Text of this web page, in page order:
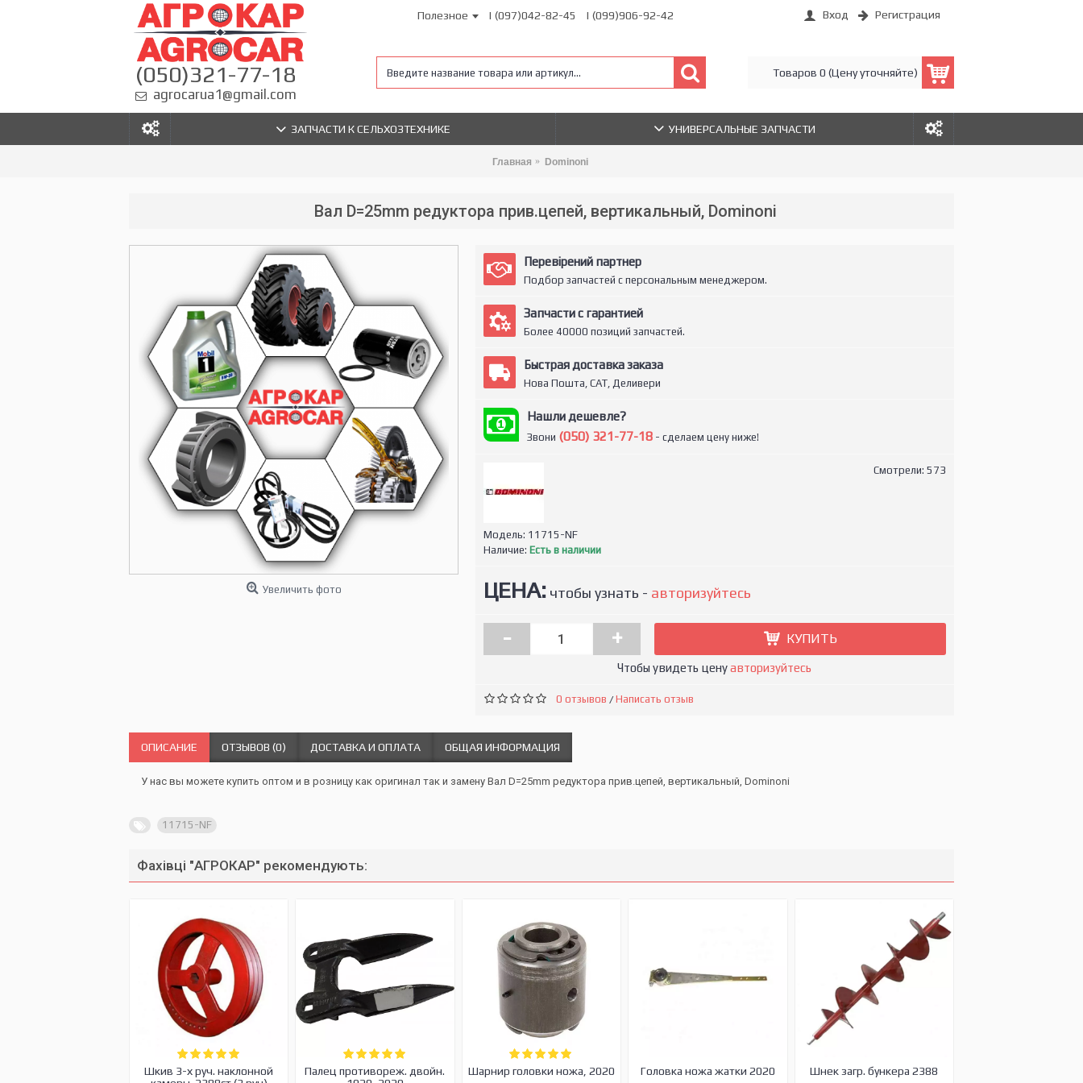
(050)321-77-18
agrocarua1@gmail.com
Полезное | (097)042-82-45 | (099)906-92-42 Вход Регистрация
Товаров 0 (Цену уточняйте)
ЗАПЧАСТИ К СЕЛЬХОЗТЕХНИКЕ УНИВЕРСАЛЬНЫЕ ЗАПЧАСТИ
Главная Dominoni
Вал D=25mm редуктора прив.цепей, вертикальный, Dominoni
Увеличить фото
Перевірений партнер
Подбор запчастей с персональным менеджером.
Запчасти с гарантией
Более 40000 позиций запчастей.
Быстрая доставка заказа
Нова Пошта, САТ, Деливери
Нашли дешевле?
Звони (050) 321-77-18- сделаем цену ниже!
Смотрели: 573
Модель: 11715-NF
Наличие: Есть в наличии
ЦЕНА:чтобы узнать - авторизуйтесь
- + КУПИТЬ
Чтобы увидеть ценуавторизуйтесь
0 отзывов /Написать отзыв
ОПИСАНИЕ ОТЗЫВОВ (0) ДОСТАВКА И ОПЛАТА ОБЩАЯ ИНФОРМАЦИЯ
У нас вы можете купить оптом и в розницу как оригинал так и замену Вал D=25mm редуктора прив.цепей, вертикальный, Dominoni
11715-NF
Фахівці "АГРОКАР" рекомендують:
Шкив 3-х руч. наклонной
Палец противореж. двойн.
Шарнир головки ножа, 2020 Головка ножа жатки 2020 Шнек загр. бункера 2388